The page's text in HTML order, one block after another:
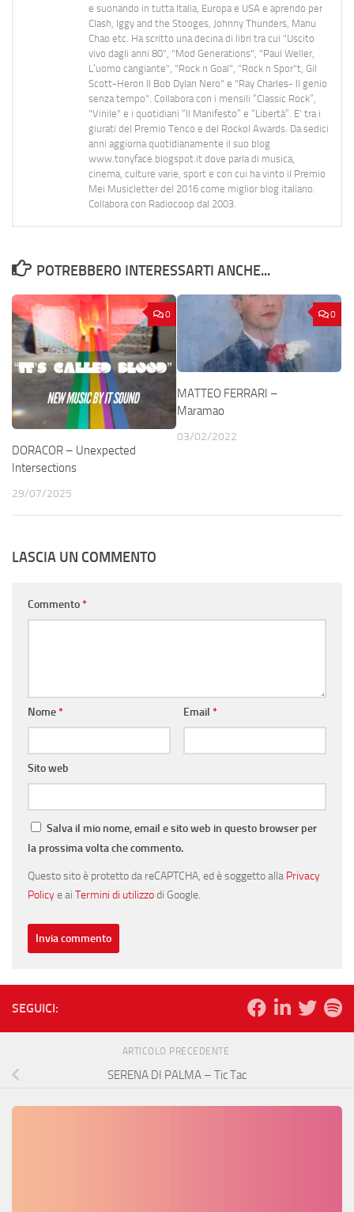
e suonando in tutta Italia, Europa e USA e aprendo per
Clash, Iggy and the Stooges, Johnny Thunders, Manu
Chao etc. Ha scritto una decina di libri tra cui "Uscito
vivo dagli anni 80", "Mod Generations", "Paul Weller,
L’uomo cangiante", "Rock n Goal", "Rock n Spor"t, Gil
Scott-Heron Il Bob Dylan Nero" e "Ray Charles- Il genio
senza tempo". Collabora con i mensili “Classic Rock”,
"Vinile" e i quotidiani “Il Manifesto” e “Libertà”. E' tra i
giurati del Premio Tenco e del Rockol Awards. Da sedici
anni aggiorna quotidianamente il suo blog
www.tonyface.blogspot.it dove parla di musica,
cinema, culture varie, sport e con cui ha vinto il Premio
Mei Musicletter del 2016 come miglior blog italiano.
Collabora con Radiocoop dal 2003.
POTREBBERO INTERESSARTI ANCHE...
0
DORACOR – Unexpected
Intersections
29/07/2025
0
MATTEO FERRARI –
Maramao
03/02/2022
LASCIA UN COMMENTO
Commento*
Nome* Email *
Sito web
Salva il mio nome, email e sito web in questo browser per
la prossima volta che commento.
Questo sito è protetto da reCAPTCHA, ed è soggetto alla Privacy
Policye ai Termini di utilizzodi Google.
SEGUICI:
ARTICOLO PRECEDENTE
SERENA DI PALMA – Tic Tac